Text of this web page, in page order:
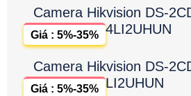
Camera Hikvision DS-
4LI2UHUN
Giá : 5%-35%
Camera Hikvision DS-
LI2UHUN
Giá : 5%-35%